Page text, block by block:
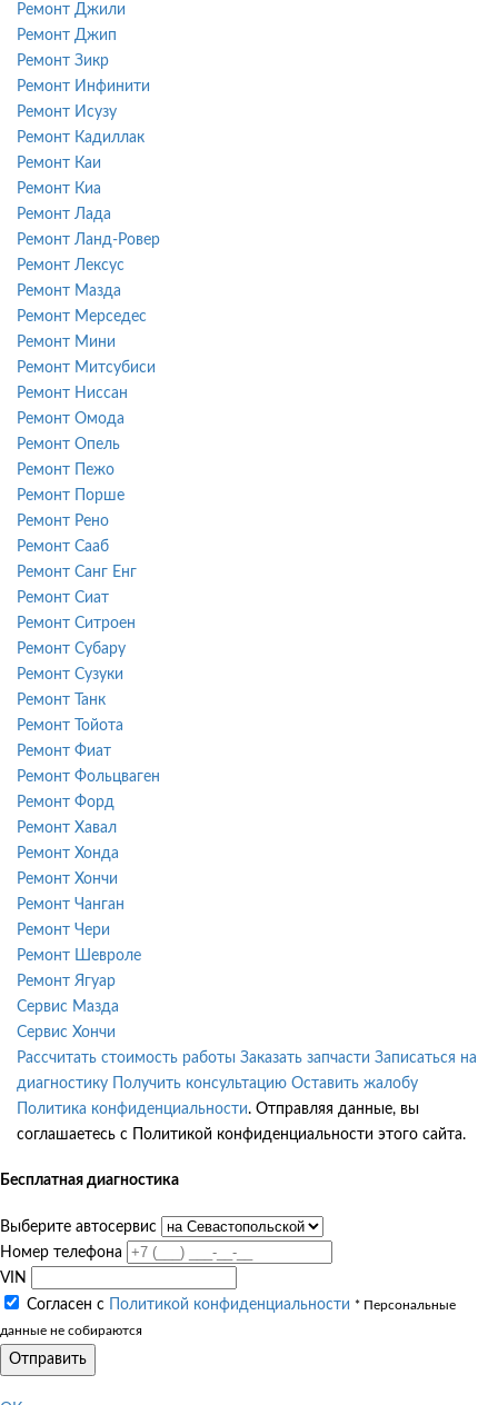
Ремонт Джили
Ремонт Джип
Ремонт Зикр
Ремонт Инфинити
Ремонт Исузу
Ремонт Кадиллак
Ремонт Каи
Ремонт Киа
Ремонт Лада
Ремонт Ланд-Ровер
Ремонт Лексус
Ремонт Мазда
Ремонт Мерседес
Ремонт Мини
Ремонт Митсубиси
Ремонт Ниссан
Ремонт Омода
Ремонт Опель
Ремонт Пежо
Ремонт Порше
Ремонт Рено
Ремонт Сааб
Ремонт Санг Енг
Ремонт Сиат
Ремонт Ситроен
Ремонт Субару
Ремонт Сузуки
Ремонт Танк
Ремонт Тойота
Ремонт Фиат
Ремонт Фольцваген
Ремонт Форд
Ремонт Хавал
Ремонт Хонда
Ремонт Хончи
Ремонт Чанган
Ремонт Чери
Ремонт Шевроле
Ремонт Ягуар
Сервис Мазда
Сервис Хончи
Рассчитать стоимость работы Заказать запчасти Записаться на
диагностику
Получить консультацию Оставить жалобу
Политика конфиденциальности. Отправляя данные, вы
соглашаетесь с Политикой конфиденциальности этого сайта.
Бесплатная диагностика
Выберите автосервис
Номер телефона
VIN
Согласен с
Политикой конфиденциальности * Персональные
данные не собираются
Отправить